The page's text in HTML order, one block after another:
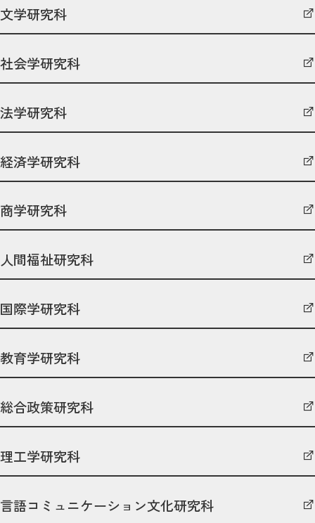
文学研究科
社会学研究科
法学研究科
経済学研究科
商学研究科
人間福祉研究科
国際学研究科
教育学研究科
総合政策研究科
理工学研究科
言語コミュニケーション文化研究科